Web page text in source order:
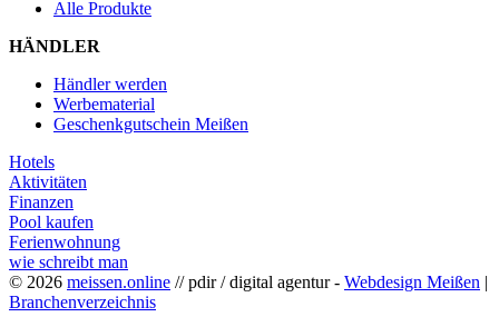
Alle Produkte
HÄNDLER
Händler werden
Werbematerial
Geschenkgutschein Meißen
Hotels
Aktivitäten
Finanzen
Pool kaufen
Ferienwohnung
wie schreibt man
© 2026 meissen.online // pdir / digital agentur - Webdesign Meißen |
Branchenverzeichnis